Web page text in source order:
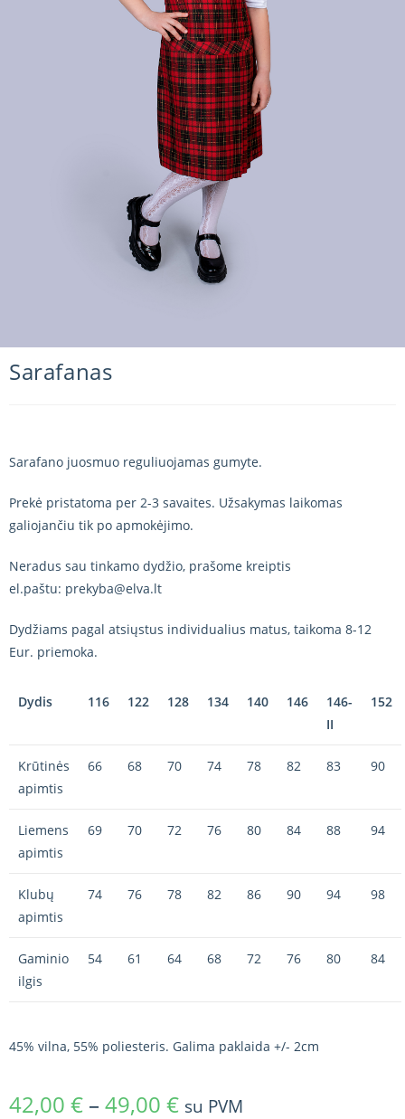
Sarafanas
Sarafano juosmuo reguliuojamas gumyte.
Prekė pristatoma per 2-3 savaites. Užsakymas laikomas
galiojančiu tik po apmokėjimo.
Neradus sau tinkamo dydžio, prašome kreiptis
el.paštu: prekyba@elva.lt
Dydžiams pagal atsiųstus individualius matus, taikoma 8-12
Eur. priemoka.
Dydis 116 122 128 134 140 146
146-
II
152
Krūtinės
apimtis
66 68 70 74 78 82 83 90
Liemens
apimtis
69 70 72 76 80 84 88 94
Klubų
apimtis
74 76 78 82 86 90 94 98
Gaminio
ilgis
54 61 64 68 72 76 80 84
45% vilna, 55% poliesteris. Galima paklaida +/- 2cm
42,00 € – 49,00 € su PVM